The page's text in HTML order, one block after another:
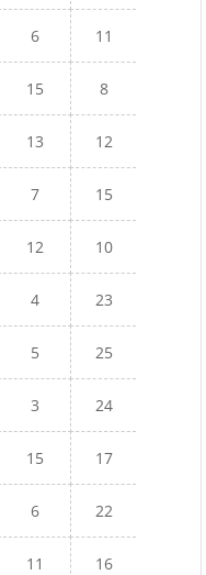
6 11
15 8
13 12
7 15
12 10
4 23
5 25
3 24
15 17
6 22
11 16